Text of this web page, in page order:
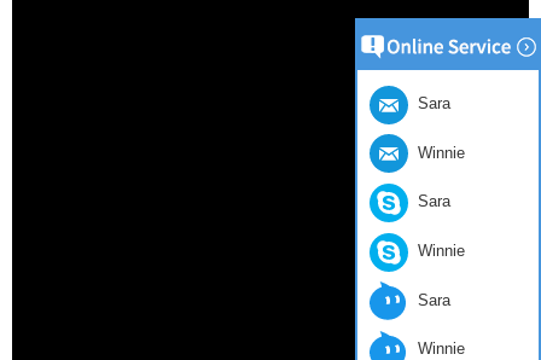
Sara
Winnie
Sara
Winnie
Sara
Winnie